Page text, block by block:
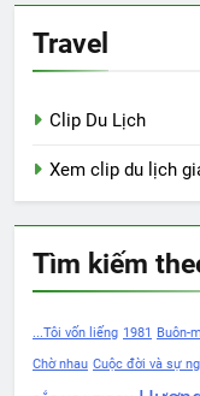
Travel
Clip Du Lịch
Xem clip du lịch
Tìm kiếm
...Tôi vốn liếng 1981 Buôn-
Chờ nhau Cuộc đời và sự